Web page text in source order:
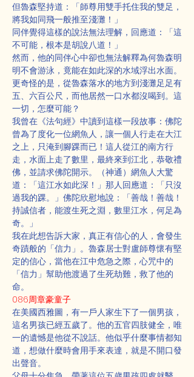
但魯森堅持道：「師尊用雙手托住我的雙足，
將我如同飛一般推至淺灘！」
同伴覺得這樣的說法無法理解，回應道：「這
不可能，根本是胡說八道！」
然而，他的同伴心中卻也無法解釋為何魯森明
明不會游泳，竟能在如此深的水域浮出水面。
更奇怪的是，從魯森落水的地方到淺灘足足有
五、六百公尺，而他居然一口水都沒喝到。這
一切，怎麼可能？
我曾在《法句經》中讀到這樣一段故事：佛陀
曾為了度化一位網魚人，讓一個人行走在大江
之上，只淹到腳踝而已！這人從江的南方行
走，水面上走了數里，最終來到江北，恭敬禮
佛，並請求佛陀開示。（神通）網魚人大驚
道：「這江水如此深！」那人回應道：「只沒
過我的踝。」佛陀欣慰地說：「善哉！善哉！
持誠信者，能渡生死之淵，數里江水，何足為
奇。」
我在此想告訴大家，真正有信心的人，會發生
奇蹟般的「信力」。魯森居士對盧師尊懷有堅
定的信心，當他在江中危急之際，心咒中的
「信力」幫助他渡過了生死劫難，救了他的
命。
086周章豪童子
在美國西雅圖，有一戶人家生下了一個男孩，
這名男孩已經五歲了。他的五官四肢健全，唯
一的遺憾是他從不說話。他似乎什麼事情都知
道，想做什麼時會用手來表達，就是不開口發
出聲音。